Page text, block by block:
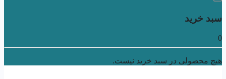
سبد خرید
0
هیچ محصولی در سبد خرید نیست.